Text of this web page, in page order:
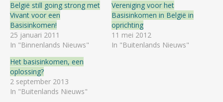
België still going strong met
Vivant voor een
Basisinkomen!
25 januari 2011
In "Binnenlands Nieuws"
Vereniging voor het
Basisinkomen in België in
oprichting
11 mei 2012
In "Buitenlands Nieuws"
Het basisinkomen, een
oplossing?
2 september 2013
In "Buitenlands Nieuws"